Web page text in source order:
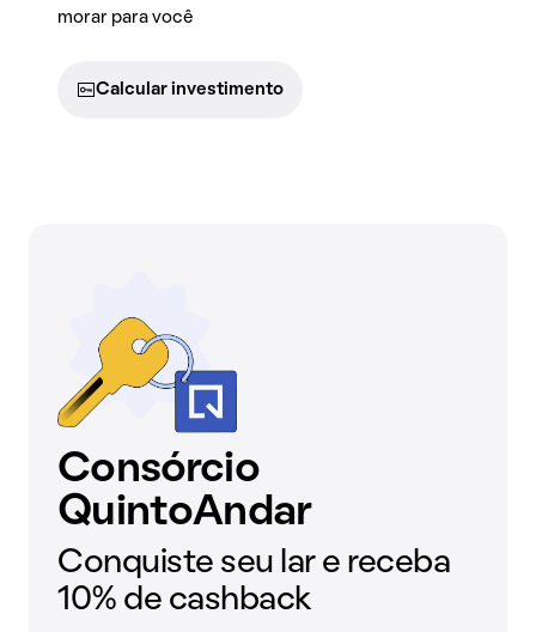
morar para você
Calcular investimento
Consórcio
QuintoAndar
Conquiste seu lar e receba
10% de cashback